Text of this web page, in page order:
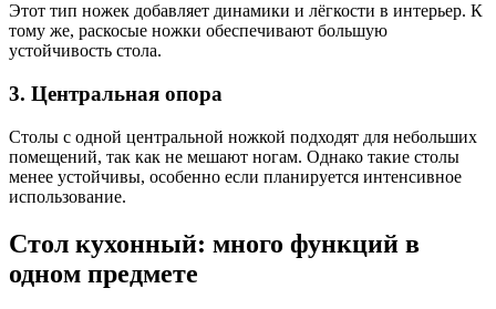
Этот тип ножек добавляет динамики и лёгкости в интерьер. К
тому же, раскосые ножки обеспечивают большую
устойчивость стола.
3. Центральная опора
Столы с одной центральной ножкой подходят для небольших
помещений, так как не мешают ногам. Однако такие столы
менее устойчивы, особенно если планируется интенсивное
использование.
Стол кухонный: много функций в
одном предмете